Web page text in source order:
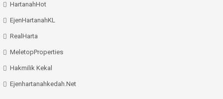
HartanahHot
EjenHartanahKL
RealHarta
MeletopProperties
Hakmilik Kekal
Ejenhartanahkedah.net